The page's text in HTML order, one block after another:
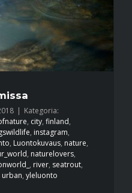
| Kategoria:
, city, finland,
, instagram,
, Luontokuvaus, nature,
, naturelovers,
, river, seatrout,
urban, yleluonto